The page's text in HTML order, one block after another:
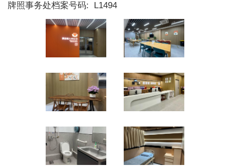
牌照事务处档案号码: L1494